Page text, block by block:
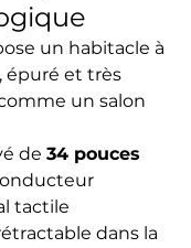
un habitacle à
épuré et très
un salon
de 34 pouces
tactile
dans la